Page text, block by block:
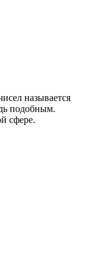
называется
подобным.
сфере.